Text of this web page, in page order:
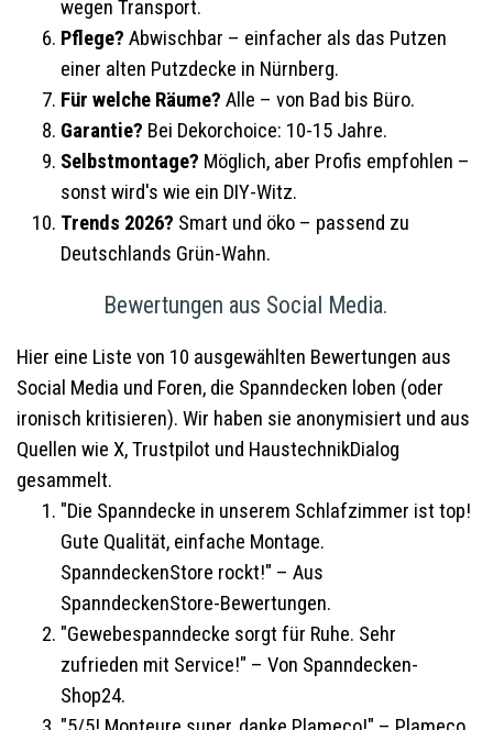
wegen Transport.
Pflege? Abwischbar – einfacher als das Putzen
einer alten Putzdecke in Nürnberg.
Für welche Räume? Alle – von Bad bis Büro.
Garantie? Bei Dekorchoice: 10-15 Jahre.
Selbstmontage? Möglich, aber Profis empfohlen –
sonst wird's wie ein DIY-Witz.
Trends 2026? Smart und öko – passend zu
Deutschlands Grün-Wahn.
Bewertungen aus Social Media.
Hier eine Liste von 10 ausgewählten Bewertungen aus
Social Media und Foren, die Spanndecken loben (oder
ironisch kritisieren). Wir haben sie anonymisiert und aus
Quellen wie X, Trustpilot und HaustechnikDialog
gesammelt.
"Die Spanndecke in unserem Schlafzimmer ist top!
Gute Qualität, einfache Montage.
SpanndeckenStore rockt!" – Aus
SpanndeckenStore-Bewertungen.
"Gewebespanndecke sorgt für Ruhe. Sehr
zufrieden mit Service!" – Von Spanndecken-
Shop24.